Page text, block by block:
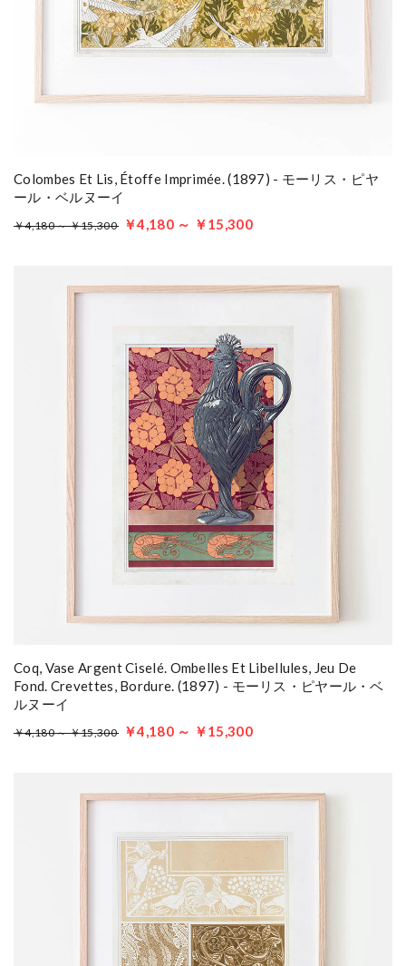
Colombes Et Lis, Étoffe Imprimée. (1897) - モーリス・ピヤ
ール・ベルヌーイ
￥4,180 ～ ￥15,300 ￥4,180 ～ ￥15,300
Coq, Vase Argent Ciselé. Ombelles Et Libellules, Jeu De
Fond. Crevettes, Bordure. (1897) - モーリス・ピヤール・ベ
ルヌーイ
￥4,180 ～ ￥15,300 ￥4,180 ～ ￥15,300